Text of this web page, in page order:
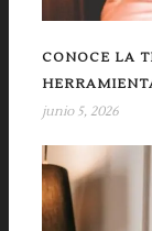
CONOCE LA
junio 5, 2026